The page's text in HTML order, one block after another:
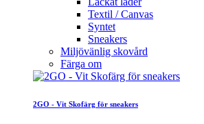
Textil / Canvas
Syntet
Sneakers
Miljövänlig skovård
Färga om
2GO - Vit Skofärg för sneakers